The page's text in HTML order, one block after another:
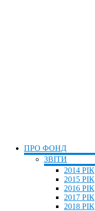
ПРО ФОНД
ЗВІТИ
2014 РІК
2015 РІК
2016 РІК
2017 РІК
2018 РІК